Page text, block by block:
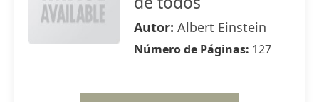
Autor: Albert Einstein
Número de Páginas: 127